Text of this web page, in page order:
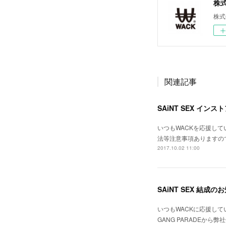
株
株
関連記事
SAiNT SEX インス
いつもWACKを応援し
法等注意事項あります
2017.10.02 11:00
SAiNT SEX 結成の
いつもWACKに応援し
GANG PARADEから弊